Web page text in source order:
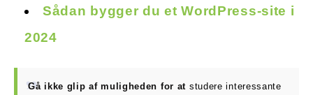
Sådan bygger du et WordPress-site i
2024
Gå ikke glip af muligheden for at studere interessante